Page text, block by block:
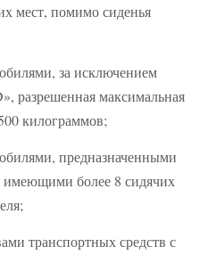
мест, помимо сиденья
за исключением
разрешенная максимальная
килограммов;
предназначенными
имеющими более 8 сидячих
транспортных средств с